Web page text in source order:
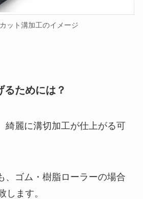
ット溝加工のイメージ
るためには？
綺麗に溝切加工が仕上がる可
、ゴム・樹脂ローラーの場合
します。